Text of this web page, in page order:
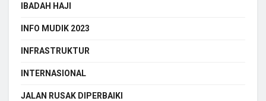
IBADAH HAJI
INFO MUDIK 2023
INFRASTRUKTUR
INTERNASIONAL
JALAN RUSAK DIPERBAIKI